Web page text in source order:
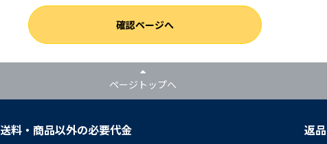
確認ページへ
ページトップへ
送料・商品以外の必要代金 返